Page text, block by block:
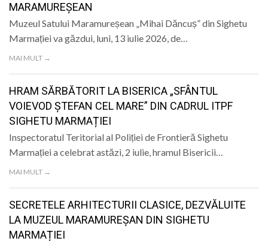
MARAMUREȘEAN
Muzeul Satului Maramureșean „Mihai Dăncuș” din Sighetu
Marmației va găzdui, luni, 13 iulie 2026, de…
MAI MULT →
HRAM SĂRBĂTORIT LA BISERICA „SFÂNTUL
VOIEVOD ȘTEFAN CEL MARE” DIN CADRUL ITPF
SIGHETU MARMAȚIEI
Inspectoratul Teritorial al Poliției de Frontieră Sighetu
Marmației a celebrat astăzi, 2 iulie, hramul Bisericii…
MAI MULT →
SECRETELE ARHITECTURII CLASICE, DEZVĂLUITE
LA MUZEUL MARAMUREȘAN DIN SIGHETU
MARMAȚIEI